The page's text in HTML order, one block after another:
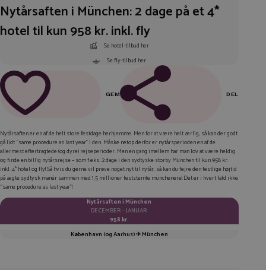
Nytårsaften i München: 2 dage på et 4*
hotel til kun 958 kr. inkl. fly
Se hotel-tilbud her
Se fly-tilbud her
GEM DEL
LINKEDIN
TWITTER
Nytårsaften er en af de helt store festdage herhjemme. Men for at være helt ærlig, så kan der godt
gå lidt “same procedure as last year” i den. Måske netop derfor er nytårsperioden en af de
allermest eftertragtede (og dyre) rejseperioder. Men en gang imellem har man lov at være heldig
og finde en billig nytårsrejse – som f.eks. 2 dage i den sydtyske storby München til kun 958 kr.
inkl.4* hotel og fly! Så hvis du gerne vil prøve noget nyt til nytår, så kan du fejre den festlige højtid
på ægte sydtysk manér sammen med 1,5 millioner feststemte münchenere! Det er i hvert fald ikke
“same procedure as last year”!
Nytårsaften i München
DECEMBER – JANUAR
958 kr.
København (og Aarhus) ✈ München